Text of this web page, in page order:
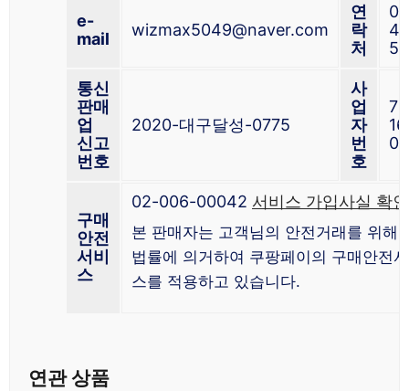
e-
mail
wizmax5049@naver.com
연
락
처
통신
판매
업
신고
번호
2020-대구달성-0775
사
업
자
번
호
구매
안전
서비
스
02-006-00042 서비스 가입사실 확
본 판매자는 고객님의 안전거래를 위해
법률에 의거하여 쿠팡페이의 구매안전
스를 적용하고 있습니다.
연관 상품